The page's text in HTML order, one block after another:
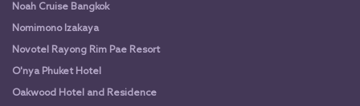
Noah Cruise Bangkok
Nomimono Izakaya
Novotel Rayong Rim Pae Resort
O'nya Phuket Hotel
Oakwood Hotel and Residence